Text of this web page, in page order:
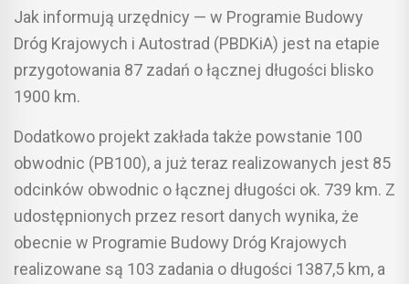
Jak informują urzędnicy — w Programie Budowy
Dróg Krajowych i Autostrad (PBDKiA) jest na etapie
przygotowania 87 zadań o łącznej długości blisko
1900 km.
Dodatkowo projekt zakłada także powstanie 100
obwodnic (PB100), a już teraz realizowanych jest 85
odcinków obwodnic o łącznej długości ok. 739 km. Z
udostępnionych przez resort danych wynika, że
obecnie w Programie Budowy Dróg Krajowych
realizowane są 103 zadania o długości 1387,5 km, a